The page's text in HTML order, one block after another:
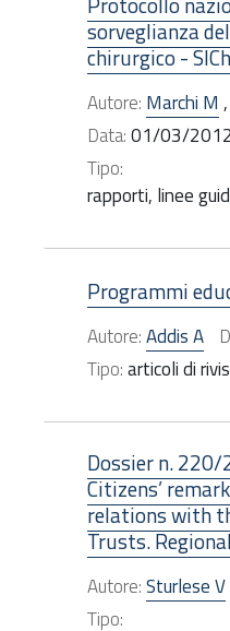
sorveglianza
chirurgico -
Autore: Marchi M ,
Data:01/03/2012
Tipo:
rapporti, linee
Programmi
Autore:Addis A
Tipo:articoli di
Dossier n.
Citizens’
relations with
Trusts.
Autore:Sturlese V
Tipo: